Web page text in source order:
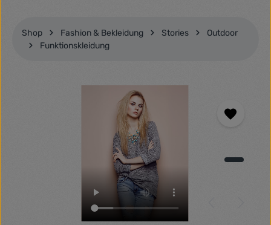
Shop Fashion & Bekleidung Stories
Outdoor
Funktionskleidung